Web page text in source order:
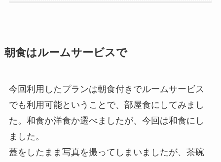
朝食はルームサービスで
今回利用したプランは朝食付きでルームサービス
でも利用可能ということで、部屋食にしてみまし
た。和食か洋食か選べましたが、今回は和食にし
ました。
蓋をしたまま写真を撮ってしまいましたが、茶碗